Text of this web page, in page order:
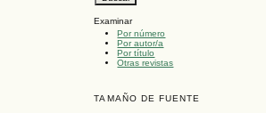
Examinar
Por número
Por autor/a
Por título
Otras revistas
TAMAÑO DE FUENTE